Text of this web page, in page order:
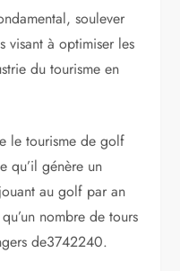
soulever
visant à optimiser les
du tourisme en
le tourisme de golf
qu’il génère un
au golf par an
nombre de tours
de3742240.